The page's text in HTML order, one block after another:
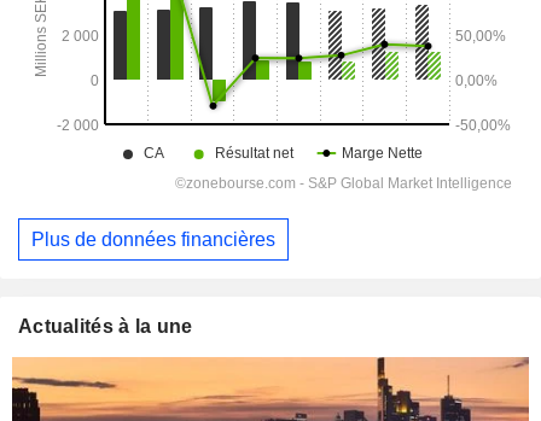
Plus de données financières
Actualités à la une